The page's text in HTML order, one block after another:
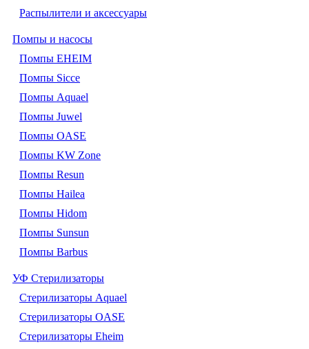
Распылители и аксессуары
Помпы и насосы
Помпы EHEIM
Помпы Sicce
Помпы Aquael
Помпы Juwel
Помпы OASE
Помпы KW Zone
Помпы Resun
Помпы Hailea
Помпы Hidom
Помпы Sunsun
Помпы Barbus
УФ Стерилизаторы
Стерилизаторы Aquael
Стерилизаторы OASE
Стерилизаторы Eheim